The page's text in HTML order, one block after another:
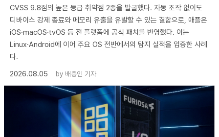
CVSS 9.8점의 높은 등급 취약점 2종을 발굴했다. 자동 조작 없이도
디바이스 강제 종료와 메모리 유출을 유발할 수 있는 결함으로, 애플은
iOS·macOS·tvOS 등 전 플랫폼에 공식 패치를 반영했다. 이는
Linux·Android에 이어 주요 OS 전반에서의 탐지 실적을 입증한 사례
다.
2026.08.05
by 배종인 기자